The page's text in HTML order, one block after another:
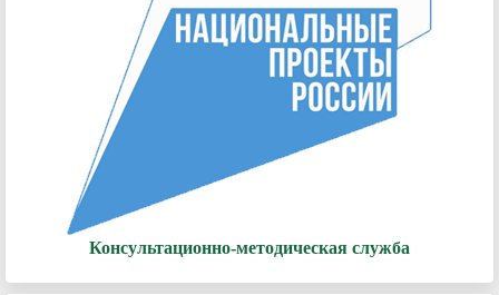
Консультационно-методическая служба